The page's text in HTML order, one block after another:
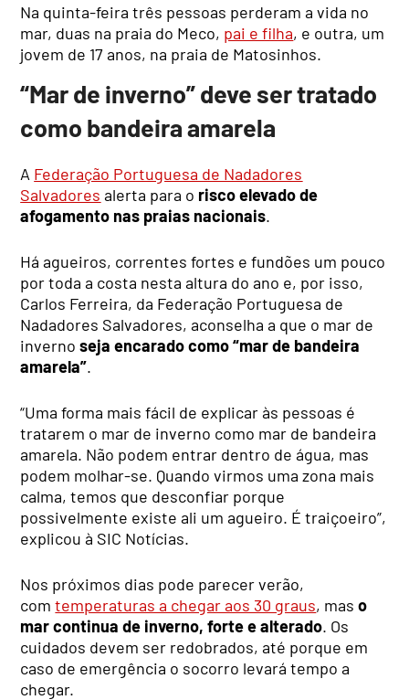
Na quinta-feira três pessoas perderam a vida no
mar, duas na praia do Meco, pai e filha, e outra, um
jovem de 17 anos, na praia de Matosinhos.
“Mar de inverno” deve ser tratado
como bandeira amarela
A Federação Portuguesa de Nadadores
Salvadores alerta para o risco elevado de
afogamento nas praias nacionais.
Há agueiros, correntes fortes e fundões um pouco
por toda a costa nesta altura do ano e, por isso,
Carlos Ferreira, da Federação Portuguesa de
Nadadores Salvadores, aconselha a que o mar de
invernoseja encarado como “mar de bandeira
amarela”.
“Uma forma mais fácil de explicar às pessoas é
tratarem o mar de inverno como mar de bandeira
amarela. Não podem entrar dentro de água, mas
podem molhar-se. Quando virmos uma zona mais
calma, temos que desconfiar porque
possivelmente existe ali um agueiro. É traiçoeiro”,
explicou à SIC Notícias.
Nos próximos dias pode parecer verão,
comtemperaturas a chegar aos 30 graus, maso
mar continua de inverno, forte e alterado. Os
cuidados devem ser redobrados, até porque em
caso de emergência o socorro levará tempo a
chegar.